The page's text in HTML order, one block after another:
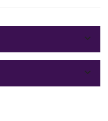

